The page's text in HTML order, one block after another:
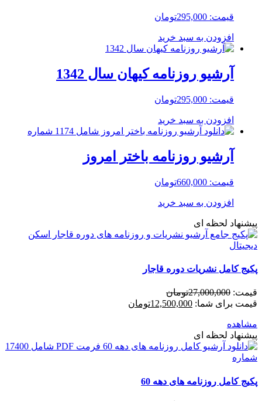
قیمت: 295,000تومان
افزودن به سبد خرید
آرشیو روزنامه کیهان سال 1342
قیمت: 295,000تومان
افزودن به سبد خرید
آرشیو روزنامه باختر امروز
قیمت: 660,000تومان
افزودن به سبد خرید
پیشنهاد لحظه ای
پکیج کامل نشریات دوره قاجار
قیمت: 27,000,000تومان
قیمت برای شما: 12,500,000تومان
مشاهده
پیشنهاد لحظه ای
پکیج کامل روزنامه های دهه 60